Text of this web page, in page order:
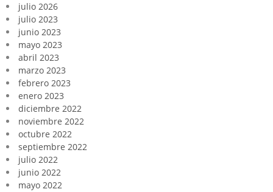
julio 2026
julio 2023
junio 2023
mayo 2023
abril 2023
marzo 2023
febrero 2023
enero 2023
diciembre 2022
noviembre 2022
octubre 2022
septiembre 2022
julio 2022
junio 2022
mayo 2022